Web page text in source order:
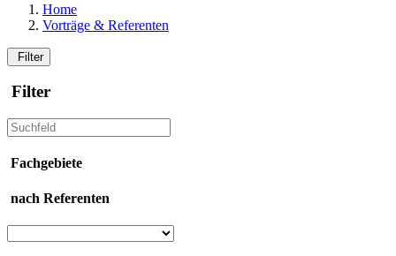
Home
Vorträge & Referenten
Filter
Filter
Fachgebiete
nach Referenten